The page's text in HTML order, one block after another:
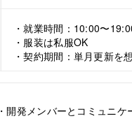
・就業時間：10:00〜
・服装は私服OK
・契約期間：単月更新を
・開発メンバーとコミュニケ